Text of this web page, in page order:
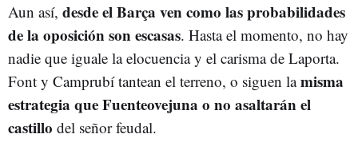
Aun así, desde el Barça ven como las probabilidades
de la oposición son escasas. Hasta el momento, no hay
nadie que iguale la elocuencia y el carisma de Laporta.
Font y Camprubí tantean el terreno, o siguen lamisma
estrategia que Fuenteovejuna o no asaltarán el
castillo del señor feudal.